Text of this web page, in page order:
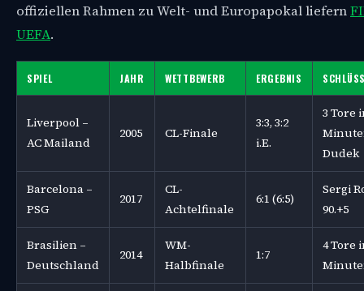
offiziellen Rahmen zu Welt- und Europapokal liefern
UEFA.
SPIEL JAHR WETTBEWERB ERGEBNIS
Liverpool –
AC Mailand
2005 CL-Finale
3:3, 3:2
i.E.
3 Tore
Dudek
Barcelona –
PSG
2017
CL-
Achtelfinale
6:1 (6:5)
Sergi
90.+5
Brasilien –
Deutschland
2014
WM-
Halbfinale
1:7
4 Tore